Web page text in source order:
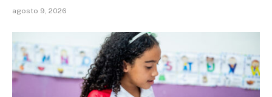
agosto 9, 2026